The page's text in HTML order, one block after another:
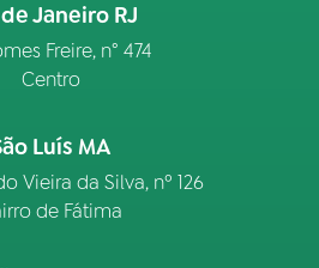
Janeiro RJ
Freire, n° 474
Centro
Luís MA
Vieira da Silva, nº 126
de Fátima